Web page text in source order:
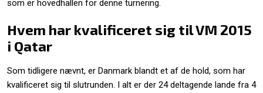
som er hovedhallen for denne turnering.
Hvem har kvalificeret sig til VM 2015
i Qatar
Som tidligere nævnt, er Danmark blandt et af de hold, som har
kvalificeret sig til slutrunden. I alt er der 24 deltagende lande fra 4